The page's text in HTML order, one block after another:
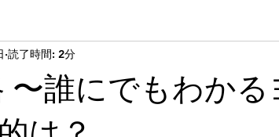
〜誰にでもわか
読了時間: 2分